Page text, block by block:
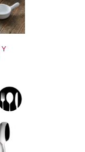
Y